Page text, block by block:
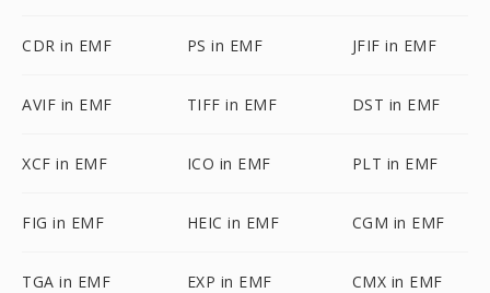
CDR in EMF PS in EMF JFIF in EMF
AVIF in EMF TIFF in EMF DST in EMF
XCF in EMF ICO in EMF PLT in EMF
FIG in EMF HEIC in EMF CGM in EMF
TGA in EMF EXP in EMF CMX in EMF